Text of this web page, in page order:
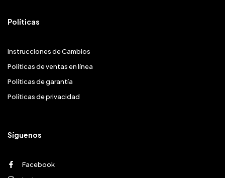
Políticas
Instrucciones de Cambios
Políticas de ventas en línea
Políticas de garantía
Políticas de privacidad
Síguenos
Facebook